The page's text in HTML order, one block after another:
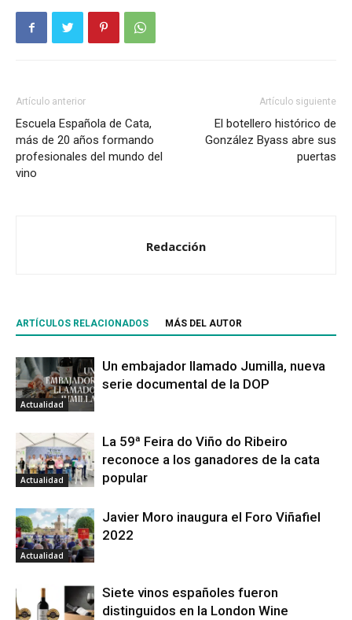
Artículo anterior
Escuela Española de Cata,
más de 20 años formando
profesionales del mundo del
vino
Artículo siguiente
El botellero histórico de
González Byass abre sus
puertas
Redacción
ARTÍCULOS RELACIONADOS MÁS DEL AUTOR
Actualidad
Un embajador llamado Jumilla, nueva
serie documental de la DOP
Actualidad
La 59ª Feira do Viño do Ribeiro
reconoce a los ganadores de la cata
popular
Actualidad
Javier Moro inaugura el Foro Viñafiel
2022
Siete vinos españoles fueron
distinguidos en la London Wine